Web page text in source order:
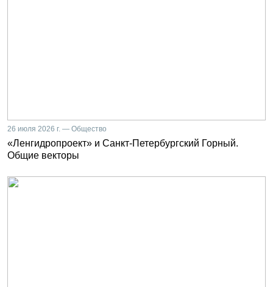
26 июля 2026 г. — Общество
«Ленгидропроект» и Санкт-Петербургский Горный.
Общие векторы